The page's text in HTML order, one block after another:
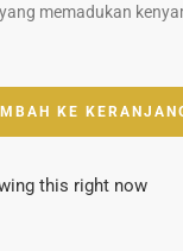
memadukan
KE
this right now